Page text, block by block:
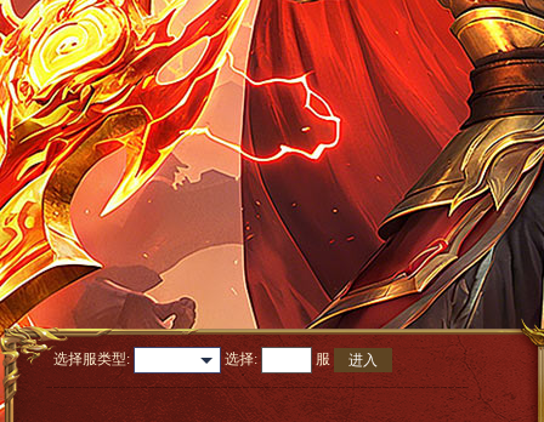
选择服类型: 选择: 服 进入